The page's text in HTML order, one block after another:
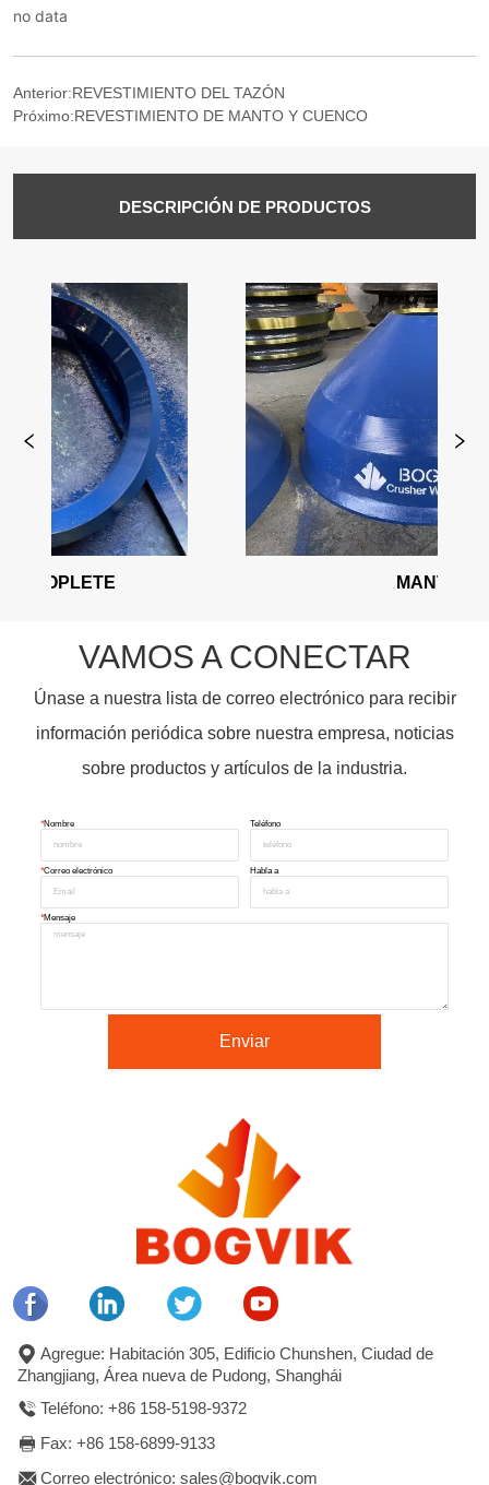
no data
Anterior:REVESTIMIENTO DEL TAZÓN
Próximo:REVESTIMIENTO DE MANTO Y CUENCO
DESCRIPCIÓN DE PRODUCTOS
VAMOS A CONECTAR
Únase a nuestra lista de correo electrónico para recibir
información periódica sobre nuestra empresa, noticias
sobre productos y artículos de la industria.
*Nombre Teléfono
*Correo electrónico Habla a
*Mensaje
Enviar
Agregue: Habitación 305, Edificio Chunshen, Ciudad de
Zhangjiang, Área nueva de Pudong, Shanghái
Teléfono: +86 158-5198-9372
Fax: +86 158-6899-9133
Correo electrónico: sales@bogvik.com